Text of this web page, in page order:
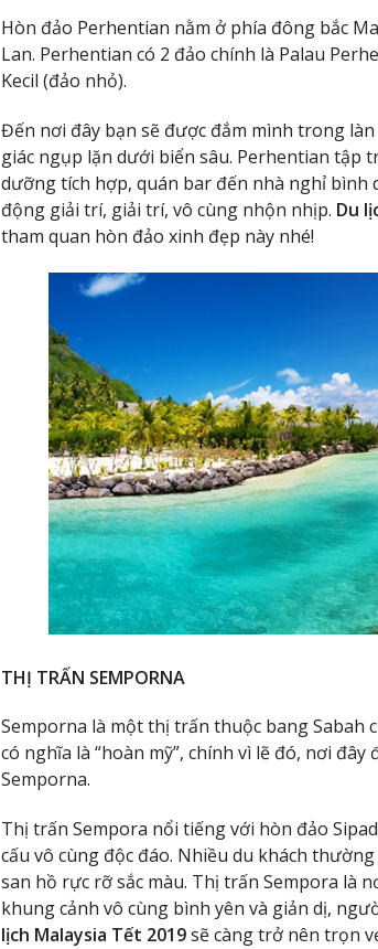
Hòn đảo Perhentian nằm ở phía đông bắc
Lan. Perhentian có 2 đảo chính là Palau
Kecil (đảo nhỏ).
Đến nơi đây bạn sẽ được đắm mình trong
giác ngụp lặn dưới biển sâu. Perhentian
dưỡng tích hợp, quán bar đến nhà nghỉ bình
động giải trí, giải trí, vô cùng nhộn nhịp. Du
tham quan hòn đảo xinh đẹp này nhé!
THỊ TRẤN SEMPORNA
Semporna là một thị trấn thuộc bang Sabah
có nghĩa là “hoàn mỹ”, chính vì lẽ đó, nơi
Semporna.
Thị trấn Sempora nổi tiếng với hòn đảo
cấu vô cùng độc đáo. Nhiều du khách
san hồ rực rỡ sắc màu. Thị trấn Sempora là
khung cảnh vô cùng bình yên và giản dị,
lịch Malaysia Tết 2019sẽ càng trở nên trọn